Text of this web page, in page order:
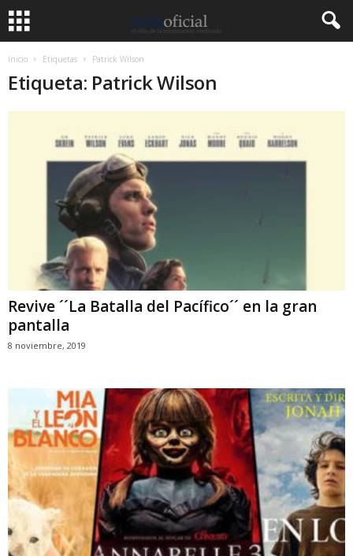
Inicio Etiquetas Patrick Wilson
Etiqueta: Patrick Wilson
Revive ´´La Batalla del Pacífico´´ en la gran
pantalla
8 noviembre, 2019